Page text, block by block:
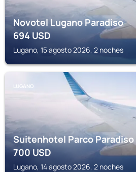
Novotel Lugano Paradiso
694USD
Lugano, 15 agosto 2026, 2 noches
LUGANO
Suitenhotel Parco Paradiso
700USD
Lugano, 14 agosto 2026, 2 noches